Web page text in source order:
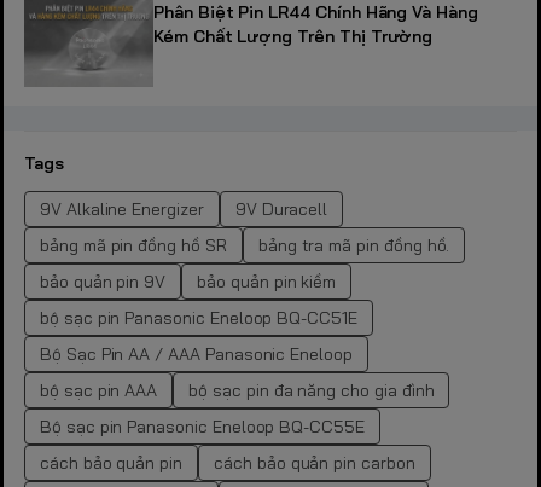
Phân Biệt Pin LR44 Chính Hãng Và Hàng
Kém Chất Lượng Trên Thị Trường
Tags
9V Alkaline Energizer
9V Duracell
bảng mã pin đồng hồ SR
bảng tra mã pin đồng hồ.
bảo quản pin 9V
bảo quản pin kiềm
bộ sạc pin Panasonic Eneloop BQ-CC51E
Bộ Sạc Pin AA / AAA Panasonic Eneloop
bộ sạc pin AAA
bộ sạc pin đa năng cho gia đình
Bộ sạc pin Panasonic Eneloop BQ-CC55E
cách bảo quản pin
cách bảo quản pin carbon